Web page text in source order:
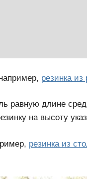
резинка
равную длине
на высоту
резинка из